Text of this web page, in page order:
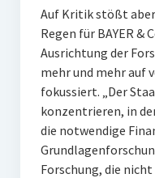
Auf Kritik stößt
Regen für BAYER &
Ausrichtung der
mehr und mehr auf
fokussiert. „Der
konzentrieren, in
die notwendige
Forschung, die